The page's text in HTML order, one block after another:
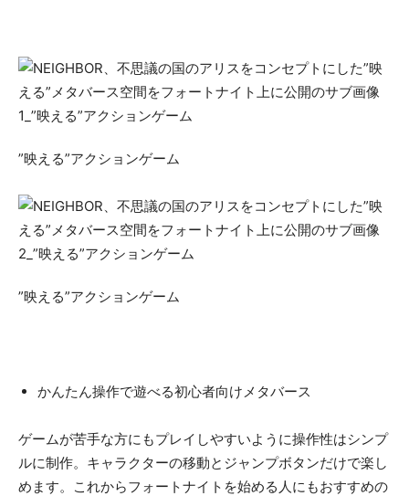
”映える”アクションゲーム
”映える”アクションゲーム
かんたん操作で遊べる初心者向けメタバース
ゲームが苦手な方にもプレイしやすいように操作性はシンプ
ルに制作。キャラクターの移動とジャンプボタンだけで楽し
めます。これからフォートナイトを始める人にもおすすめの